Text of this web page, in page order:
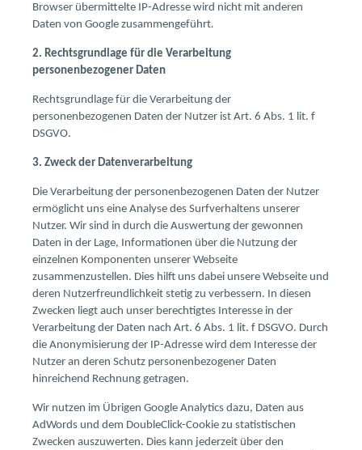
Browser übermittelte IP-Adresse wird nicht mit anderen
Daten von Google zusammengeführt.
2. Rechtsgrundlage für die Verarbeitung
personenbezogener Daten
Rechtsgrundlage für die Verarbeitung der
personenbezogenen Daten der Nutzer ist Art. 6 Abs. 1 lit. f
DSGVO.
3. Zweck der Datenverarbeitung
Die Verarbeitung der personenbezogenen Daten der Nutzer
ermöglicht uns eine Analyse des Surfverhaltens unserer
Nutzer. Wir sind in durch die Auswertung der gewonnen
Daten in der Lage, Informationen über die Nutzung der
einzelnen Komponenten unserer Webseite
zusammenzustellen. Dies hilft uns dabei unsere Webseite und
deren Nutzerfreundlichkeit stetig zu verbessern. In diesen
Zwecken liegt auch unser berechtigtes Interesse in der
Verarbeitung der Daten nach Art. 6 Abs. 1 lit. f DSGVO. Durch
die Anonymisierung der IP-Adresse wird dem Interesse der
Nutzer an deren Schutz personenbezogener Daten
hinreichend Rechnung getragen.
Wir nutzen im Übrigen Google Analytics dazu, Daten aus
AdWords und dem DoubleClick-Cookie zu statistischen
Zwecken auszuwerten. Dies kann jederzeit über den